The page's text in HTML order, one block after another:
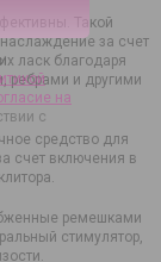
Такой
за счет
ласк благодаря
ребрами и другими
средство для
счет включения в
ремешками
стимулятор,
на
с